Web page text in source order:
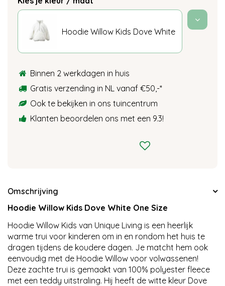
Hoodie Willow Kids Dove White
Binnen 2 werkdagen in huis
Gratis verzending in NL vanaf €50,-*
Ook te bekijken in ons tuincentrum
Klanten beoordelen ons met een 9.3!
Omschrijving
Hoodie Willow Kids Dove White One Size
Hoodie Willow Kids van Unique Living is een heerlijk
warme trui voor kinderen om in en rondom het huis te
dragen tijdens de koudere dagen. Je matcht hem ook
eenvoudig met de Hoodie Willow voor volwassenen!
Deze zachte trui is gemaakt van 100% polyester fleece
met een teddy uitstraling. Hij heeft de witte kleur Dove